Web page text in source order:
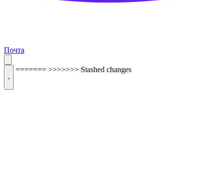
Почта
======= >>>>>>> Stashed changes